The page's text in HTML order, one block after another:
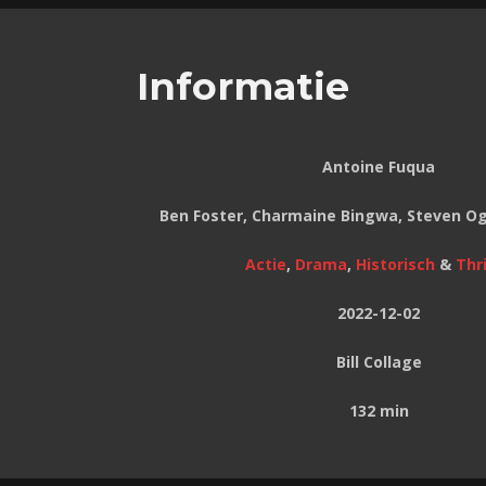
Informatie
Antoine Fuqua
Ben Foster, Charmaine Bingwa, Steven
Actie, Drama, Historisch &
2022-12-02
Bill Collage
132 min